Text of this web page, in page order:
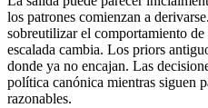
los patrones comienzan a
sobreutilizar el comportamiento
escalada cambia. Los priors
donde ya no encajan. Las
política canónica mientras siguen
razonables.